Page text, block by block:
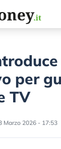
per
TV
Marzo 2026 - 17:53